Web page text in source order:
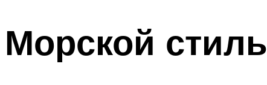
Морской стиль